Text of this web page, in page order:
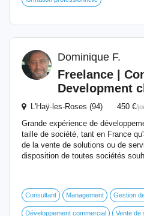
Dominique F.
Freelance |
Development
L'Haÿ-les-Roses (94) 450 €/
Grande expérience de
taille de société, tant en France
de la vente de solutions ou de
disposition de toutes sociétés
Consultant Management Gestion
Développement commercial Vente de